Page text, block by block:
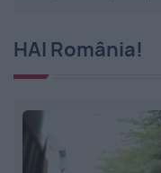
HAI România!